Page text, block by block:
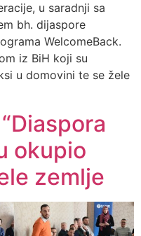
u saradnji sa
bh. dijaspore
WelcomeBack.
iz BiH koji su
u domovini te se žele
okupio
zemlje